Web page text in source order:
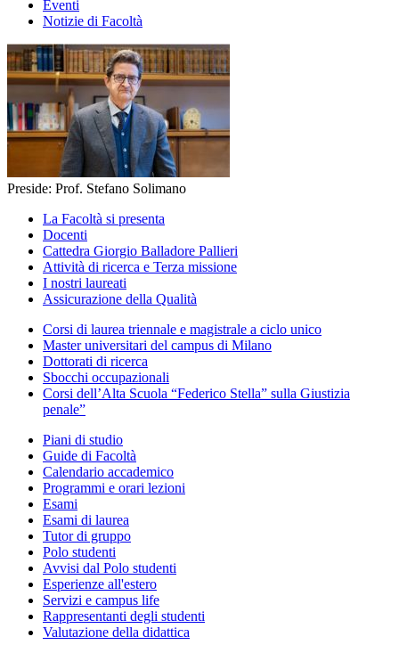
Eventi
Notizie di Facoltà
Preside: Prof. Stefano Solimano
La Facoltà si presenta
Docenti
Cattedra Giorgio Balladore Pallieri
Attività di ricerca e Terza missione
I nostri laureati
Assicurazione della Qualità
Corsi di laurea triennale e magistrale a ciclo unico
Master universitari del campus di Milano
Dottorati di ricerca
Sbocchi occupazionali
Corsi dell’Alta Scuola “Federico Stella” sulla Giustizia
penale”
Piani di studio
Guide di Facoltà
Calendario accademico
Programmi e orari lezioni
Esami
Esami di laurea
Tutor di gruppo
Polo studenti
Avvisi dal Polo studenti
Esperienze all'estero
Servizi e campus life
Rappresentanti degli studenti
Valutazione della didattica